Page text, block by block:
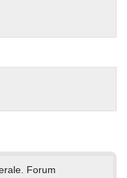
Forum